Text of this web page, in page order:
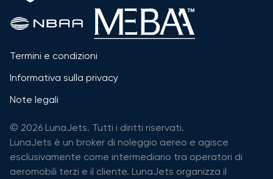
Termini e condizioni
Informativa sulla privacy
Note legali
© 2026 LunaJets. Tutti i diritti riservati.
LunaJets è un broker di noleggio aereo e agisce
esclusivamente come intermediario tra operatori di
aeromobili terzi e il cliente. LunaJets organizza il